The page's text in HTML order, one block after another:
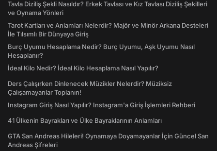
Tavla Diziliş Şekli Nasıldır? Erkek Tavlası ve Kız Tavlası Diziliş Şekilleri
ve Oynama Yönleri
Tarot Kartları ve Anlamları Nelerdir? Majör ve Minör Arkana Desteleri
İle Tılsımlı Bir Dünyaya Giriş
Burç Uyumu Hesaplama Nedir? Burç Uyumu, Aşk Uyumu Nasıl
Hesaplanır?
İdeal Kilo Nedir? İdeal Kilo Hesaplama Nasıl Yapılır?
Ders Çalışırken Dinlenecek Müzikler Nelerdir? Müziksiz
Çalışamayanlar Toplanın!
Instagram Giriş Nasıl Yapılır? Instagram'a Giriş İşlemleri Rehberi
41 Ülkenin Bayrakları ve Ülke Bayraklarının Anlamları
GTA San Andreas Hileleri! Oynamaya Doyamayanlar İçin Güncel San
Andreas Şifreleri